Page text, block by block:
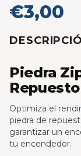
€3,00
Piedra
Optimiza el
piedra de
garantizar un
tu encendedor.